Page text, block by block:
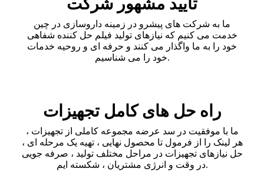
ما به شرکت های پیشرو در زمینه داروسازی در چین
خدمت می کنیم که نیازهای تولید فیلم حل کننده شفاهی
خود را به ما واگذار می کنند و حرفه ای و روحیه خدمات
خود را می شناسیم.
راه حل های کامل تجهیزات
ما با موفقیت در سد عرضه مجموعه کاملی از تجهیزات ،
هر لینک را از فرمول تا محصول نهایی ، تهیه یک مرحله ای ،
حل نیازهای تجهیزات در مراحل مختلف تولید ، صرفه جویی
در وقت و انرژی مشتریان ، شکسته ایم.